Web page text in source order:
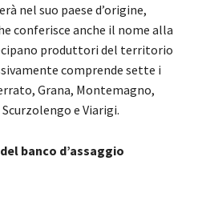
nel suo paese d’origine,
conferisce anche il nome alla
produttori del territorio
comprende sette i
Grana, Montemagno,
e Viarigi.
banco d’assaggio